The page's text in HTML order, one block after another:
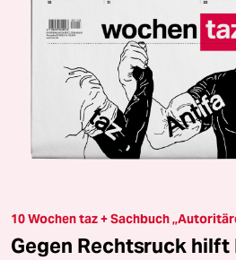
10 Wochen taz + Sachbuch
Gegen Rechtsruck